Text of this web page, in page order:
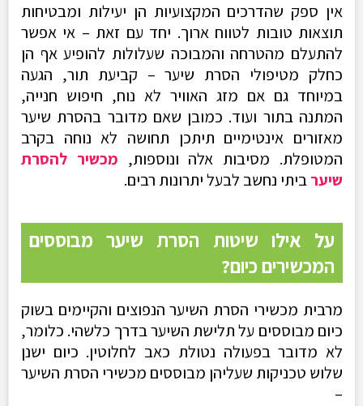
אין ספק שהדרכים המקצועיות הן יעילות ומבטיחות
תוצאות טובות לטווח ארוך. יחד עם זאת – אי אפשר
להתעלם מהטרחה והמבוכה שעלולות להופיע אף הן
כחלק מטיפולי הסרת שיער – קביעת תור, הגעה
במיוחד גם אם מזג האוויר לא נוח, חיפוש חנייה,
המתנה בתור ועוד. כמובן שאם מדובר בהסרת שיער
מאזורים אינטימיים תיתכן תחושה לא נוחה בקרב
המטופלת. מסיבות אלה ונוספות, מכשיר להסרת
שיערביתי נחשב לבעל יתרונות רבים.
על אילו שיטות הסרת שיער מבוססים
המכשירים כיום?
מרבית מכשירי הסרת השיער הנפוצים והקיימים בשוק
כיום מבוססים על תלישת השיער בדרך כלשהי. כלומר,
לא מדובר בפעולה נטולת כאב לחלוטין. כיום ישנן
שלוש טכניקות שעליהן מבוססים מכשירי הסרת השיער
–